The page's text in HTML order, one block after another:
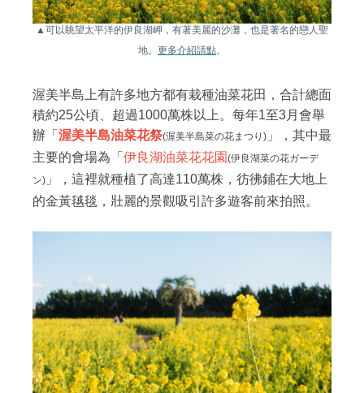
▲可以眺望太平洋的伊良湖岬，有著美麗的沙灘，也是著名的戀人聖
地。 更多介紹請點。
渥美半島上有許多地方都有栽種油菜花田，合計總面
積約25公頃、超過1000萬株以上。每年1至3月會舉
辦「 渥美半島油菜花祭(渥美半島菜の花まつり) 」，其中最
主要的會場為「 伊良湖油菜花花園 (伊良湖菜の花ガーデ
ン) 」，這裡就種植了高達110萬株，彷彿鋪在大地上
的金黃毧毯，壯麗的景觀吸引許多遊客前來拍照。